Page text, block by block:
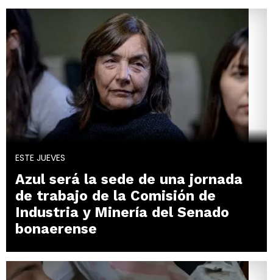
ESTE JUEVES
Azul será la sede de una jornada
de trabajo de la Comisión de
Industria y Minería del Senado
bonaerense